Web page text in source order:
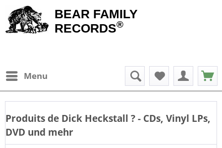
BEAR FAMILY
RECORDS®
Menu
Produits de Dick Heckstall ? - CDs, Vinyl LPs,
DVD und mehr